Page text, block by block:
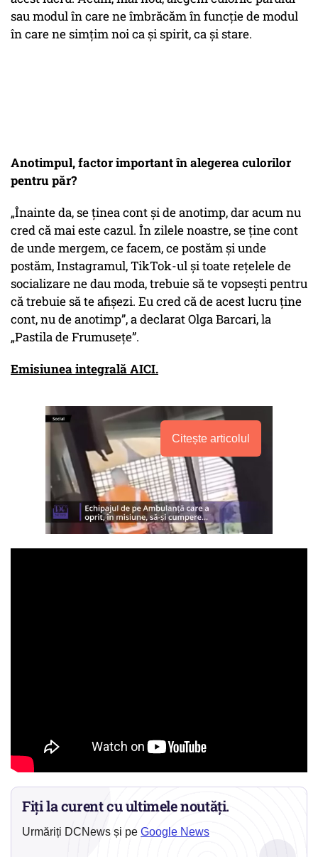
sau modul în care ne îmbrăcăm în funcție de modul
în care ne simțim noi ca și spirit, ca și stare.
Anotimpul, factor important în alegerea culorilor
pentru păr?
„Înainte da, se ținea cont și de anotimp, dar acum nu
cred că mai este cazul. În zilele noastre, se ține cont
de unde mergem, ce facem, ce postăm și unde
postăm, Instagramul, TikTok-ul și toate rețelele de
socializare ne dau moda, trebuie să te vopsești pentru
că trebuie să te afișezi. Eu cred că de acest lucru ține
cont, nu de anotimp”, a declarat Olga Barcari, la
„Pastila de Frumusețe”.
Emisiunea integrală AICI.
Citește articolul
Fiți la curent cu ultimele noutăți.
Urmăriți DCNews și pe Google News